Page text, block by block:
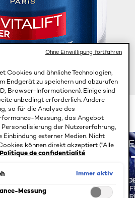
50 ml
Cookies und ähnliche Technologien,
Endgerät zu speichern und abzurufen
Browser-Informationen). Einige sind
unbedingt erforderlich. Andere
so für die Analyse des
Messung, das Angebot
der Nutzererfahrung,
Einbindung externer Medien. Nicht
können direkt akzeptiert ("Alle
("Ohne Einwilligung fortfahren")
("Auswahl speichern"). Die
Informationen s. unsere
Politique de confidentialité
Immer aktiv
Messung
Ohne Einwilligung fortfahren